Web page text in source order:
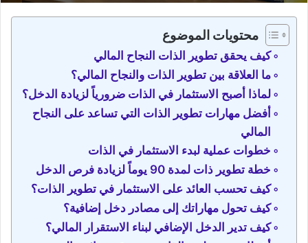
محتويات الموضوع
كيف يحقق تطوير الذات النجاح المالي
ما العلاقة بين تطوير الذات والنجاح المالي؟
لماذا أصبح الاستثمار في الذات ضرورياً لزيادة الدخل؟
أفضل مهارات تطوير الذات التي تساعد على النجاح
المالي
خطوات عملية لبدء الاستثمار في الذات
خطة تطوير ذات لمدة 90 يوماً لزيادة فرص الدخل
كيف تحسب العائد على الاستثمار في تطوير الذات؟
كيف تحول مهاراتك إلى مصادر دخل إضافية؟
كيف تدير الدخل الإضافي لبناء الاستقرار المالي؟